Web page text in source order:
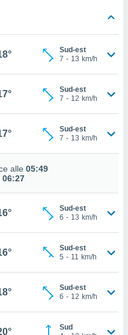
Sud-est
7 - 13 km/h
Sud-est
7 - 12 km/h
Sud-est
7 - 13 km/h
alle 05:49
06:27
Sud-est
6 - 13 km/h
Sud-est
5 - 11 km/h
Sud-est
6 - 12 km/h
Sud